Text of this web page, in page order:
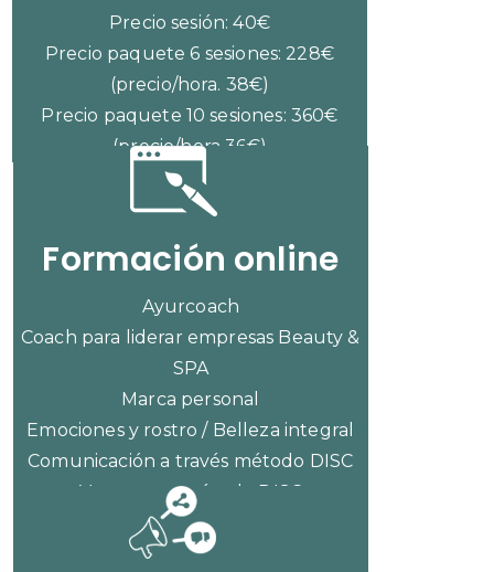
Precio sesión: 40€
Precio paquete 6 sesiones: 228€
(precio/hora. 38€)
Precio paquete 10 sesiones: 360€
(precio/hora 36€)
Formación online
Ayurcoach
Coach para liderar empresas Beauty &
SPA
Marca personal
Emociones y rostro / Belleza integral
Comunicación a través método DISC
Ventas con método DISC
CONSULTAR PRECIOS